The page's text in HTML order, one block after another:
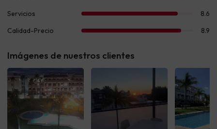
Imágenes de nuestros clientes